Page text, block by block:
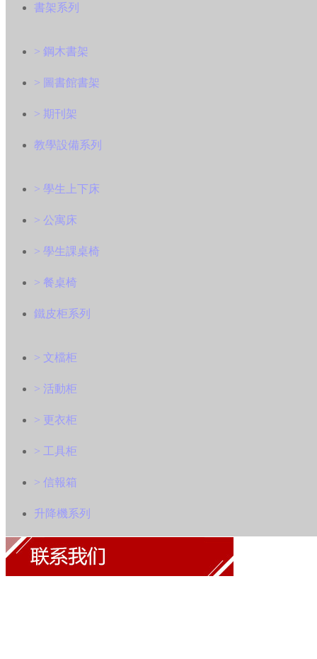
書架系列
> 鋼木書架
> 圖書館書架
> 期刊架
教學設備系列
> 學生上下床
> 公寓床
> 學生課桌椅
> 餐桌椅
鐵皮柜系列
> 文檔柜
> 活動柜
> 更衣柜
> 工具柜
> 信報箱
升降機系列